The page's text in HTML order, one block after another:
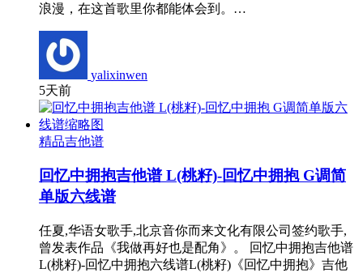
浪漫，在这首歌里你都能体会到。…
yalixinwen
5天前
精品吉他谱
回忆中拥抱吉他谱 L(桃籽)-回忆中拥抱 G调简
单版六线谱
任夏,华语女歌手,北京音你而来文化有限公司签约歌手,
曾发表作品《我做再好也是配角》。 回忆中拥抱吉他谱
L(桃籽)-回忆中拥抱六线谱L(桃籽)《回忆中拥抱》吉他